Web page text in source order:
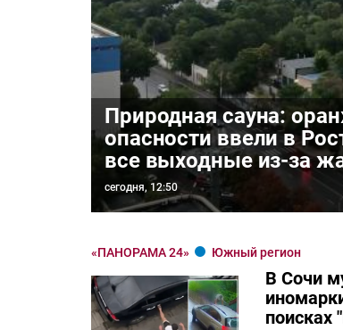
Природная сауна:
опасности ввели в
все выходные из-за
сегодня, 12:50
«ПАНОРАМА 24» Южный регион
В Сочи
поисках